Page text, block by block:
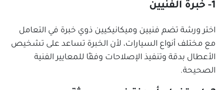
1- خبرة الفنيين
اختر ورشة تضم فنيين وميكانيكيين ذوي خبرة في التعامل
مع مختلف أنواع السيارات، لأن الخبرة تساعد على تشخيص
الأعطال بدقة وتنفيذ الإصلاحات وفقًا للمعايير الفنية
الصحيحة.